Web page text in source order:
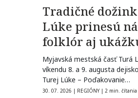
Tradičné
Lúke prinesú
folklór aj
Myjavská mestská časť Turá
víkendu 8. a 9. augusta
Turej Lúke – Poďakovanie…
30. 07. 2026 | REGIÓNY | 2 min. čítania